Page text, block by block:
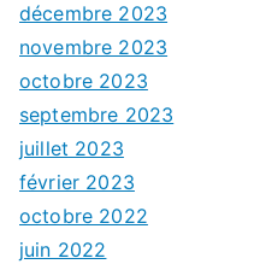
décembre 2023
novembre 2023
octobre 2023
septembre 2023
juillet 2023
février 2023
octobre 2022
juin 2022